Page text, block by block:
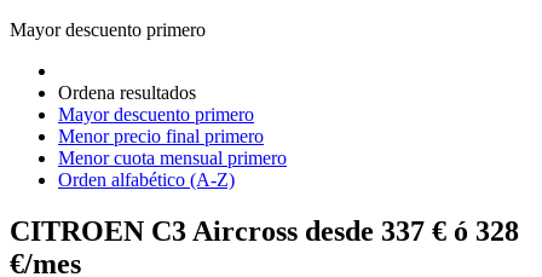
Mayor descuento primero
Ordena resultados
Mayor descuento primero
Menor precio final primero
Menor cuota mensual primero
Orden alfabético (A-Z)
CITROEN C3 Aircross desde 337 € ó 328
€/mes